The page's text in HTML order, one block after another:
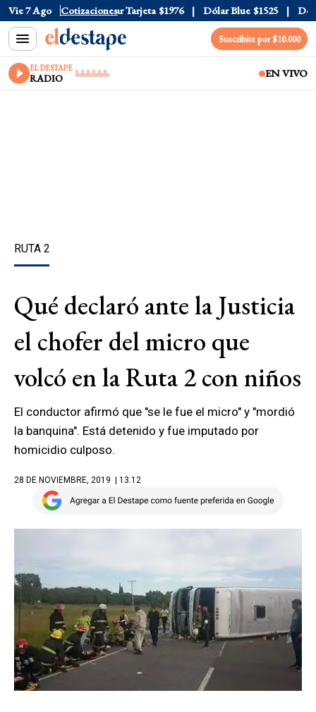
Vie 7 Ago Cotizaciones
Oficial $1520 Dólar Tarjeta $1976 Dólar Blue $1525 Dólar
Suscribite por $10.000
EL DESTAPE
RADIO EN VIVO
RUTA 2
Qué declaró ante la Justicia
el chofer del micro que
volcó en la Ruta 2 con niños
El conductor afirmó que "se le fue el micro" y "mordió
la banquina". Está detenido y fue imputado por
homicidio culposo.
28 DE NOVIEMBRE, 2019 | 13.12